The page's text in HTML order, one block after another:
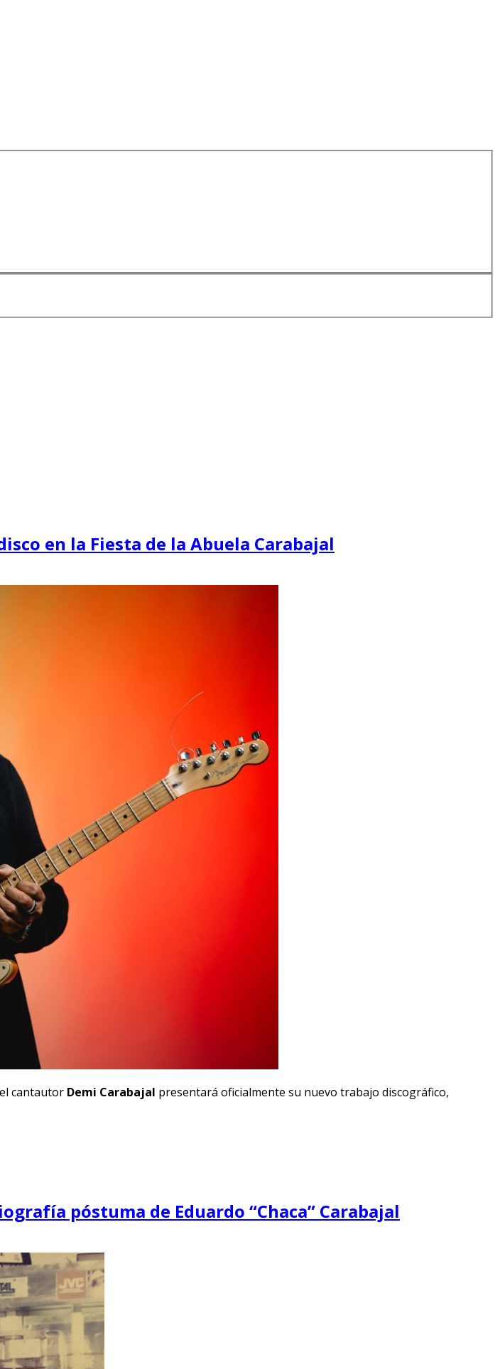
en la Fiesta de la Abuela Carabajal
cantautor Demi Carabajal presentará oficialmente su nuevo trabajo discográfico,
póstuma de Eduardo “Chaca” Carabajal